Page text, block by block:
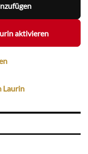
aktivieren
Laurin